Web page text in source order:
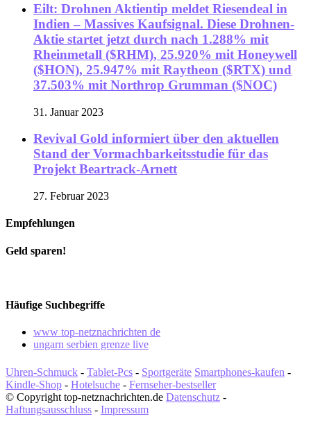
Eilt: Drohnen Aktientip meldet Riesendeal in
Indien – Massives Kaufsignal. Diese Drohnen-
Aktie startet jetzt durch nach 1.288% mit
Rheinmetall ($RHM), 25.920% mit Honeywell
($HON), 25.947% mit Raytheon ($RTX) und
37.503% mit Northrop Grumman ($NOC)
31. Januar 2023
Revival Gold informiert über den aktuellen
Stand der Vormachbarkeitsstudie für das
Projekt Beartrack-Arnett
27. Februar 2023
Empfehlungen
Geld sparen!
Häufige Suchbegriffe
www top-netznachrichten de
ungarn serbien grenze live
Uhren-Schmuck - Tablet-Pcs - Sportgeräte Smartphones-kaufen -
Kindle-Shop - Hotelsuche - Fernseher-bestseller
© Copyright top-netznachrichten.de Datenschutz -
Haftungsausschluss - Impressum